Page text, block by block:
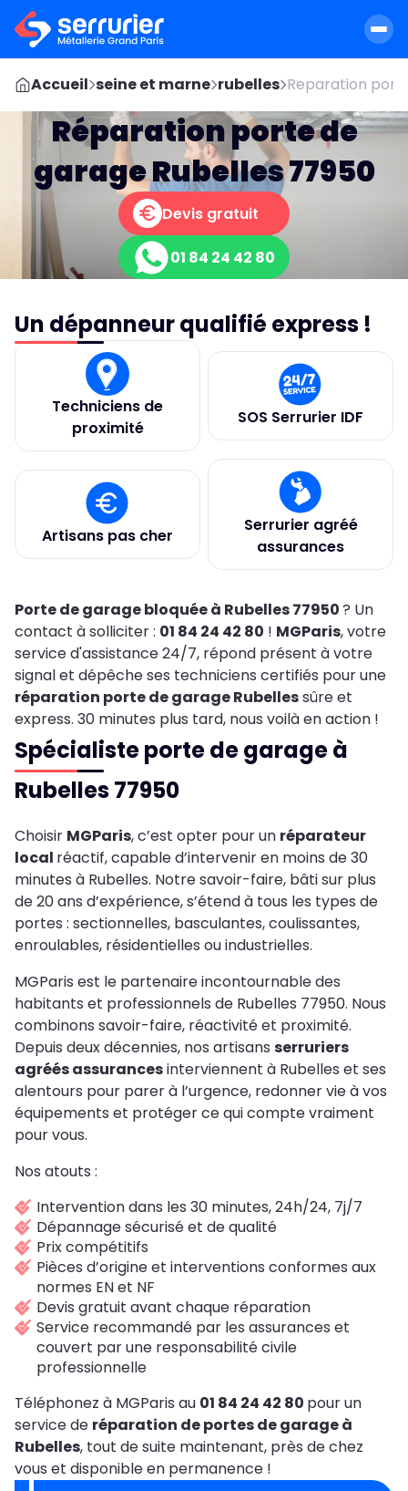
Accueil seine et marne rubelles Reparation
Réparation porte de
garage Rubelles 77950
Devis gratuit
01 84 24 42 80
Un dépanneur qualifié express !
Techniciens de
proximité
SOS Serrurier IDF
Artisans pas cher
Serrurier agréé
assurances
Porte de garage bloquée à Rubelles 77950? Un
contact à solliciter : 01 84 24 42 80 ! MGParis, votre
service d'assistance 24/7, répond présent à votre
signal et dépêche ses techniciens certifiés pour une
réparation porte de garage Rubellessûre et
express. 30 minutes plus tard, nous voilà en action !
Spécialiste porte de garage à
Rubelles 77950
Choisir MGParis, c’est opter pour un réparateur
local réactif, capable d’intervenir en moins de 30
minutes à Rubelles. Notre savoir-faire, bâti sur plus
de 20 ans d’expérience, s’étend à tous les types de
portes : sectionnelles, basculantes, coulissantes,
enroulables, résidentielles ou industrielles.
MGParis est le partenaire incontournable des
habitants et professionnels de Rubelles 77950. Nous
combinons savoir-faire, réactivité et proximité.
Depuis deux décennies, nos artisans serruriers
agréés assurancesinterviennent à Rubelles et ses
alentours pour parer à l’urgence, redonner vie à vos
équipements et protéger ce qui compte vraiment
pour vous.
Nos atouts :
Intervention dans les 30 minutes, 24h/24, 7j/7
Dépannage sécurisé et de qualité
Prix compétitifs
Pièces d’origine et interventions conformes aux
normes EN et NF
Devis gratuit avant chaque réparation
Service recommandé par les assurances et
couvert par une responsabilité civile
professionnelle
Téléphonez à MGParis au 01 84 24 42 80 pour un
service de réparation de portes de garage à
Rubelles, tout de suite maintenant, près de chez
vous et disponible en permanence !